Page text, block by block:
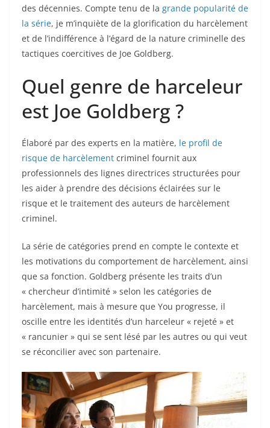
des décennies. Compte tenu de la grande popularité de
la série, je m’inquiète de la glorification du harcèlement
et de l’indifférence à l’égard de la nature criminelle des
tactiques coercitives de Joe Goldberg.
Quel genre de harceleur
est Joe Goldberg ?
Élaboré par des experts en la matière, le profil de
risque de harcèlement criminel fournit aux
professionnels des lignes directrices structurées pour
les aider à prendre des décisions éclairées sur le
risque et le traitement des auteurs de harcèlement
criminel.
La série de catégories prend en compte le contexte et
les motivations du comportement de harcèlement, ainsi
que sa fonction. Goldberg présente les traits d’un
« chercheur d’intimité » selon les catégories de
harcèlement, mais à mesure que You progresse, il
oscille entre les identités d’un harceleur « rejeté » et
« rancunier » qui se sent lésé par les autres ou qui veut
se réconcilier avec son partenaire.